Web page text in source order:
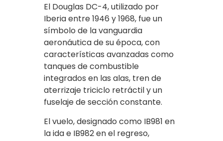
El Douglas DC-4, utilizado por
Iberia entre 1946 y 1968, fue un
símbolo de la vanguardia
aeronáutica de su época, con
características avanzadas como
tanques de combustible
integrados en las alas, tren de
aterrizaje triciclo retráctil y un
fuselaje de sección constante.
El vuelo, designado como IB981 en
la ida e IB982 en el regreso,